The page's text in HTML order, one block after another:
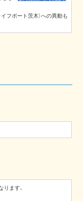
フポート茨木）への異動も
ります。